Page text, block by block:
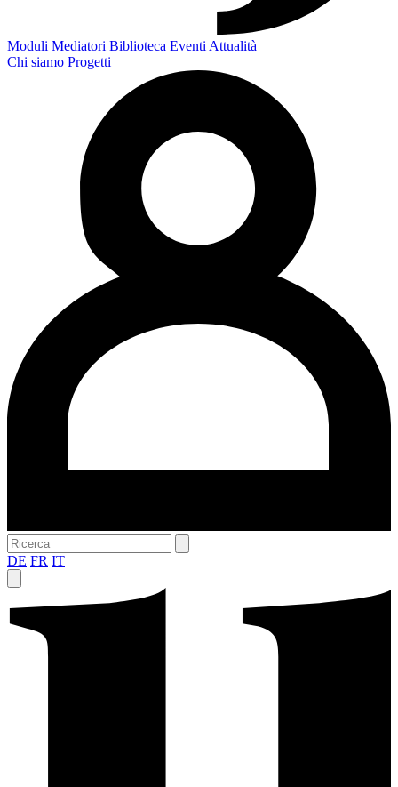
Moduli Mediatori Biblioteca Eventi Attualità
Chi siamo Progetti
DE FR IT